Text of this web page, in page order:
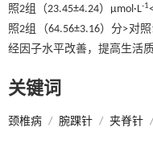
照2组（23.45±4.24）μmol·L-1
照2组（64.56±3.16）分>对
经因子水平改善，提高生活质
关键词
颈椎病 / 腕踝针 / 夹脊针 /